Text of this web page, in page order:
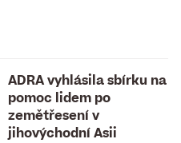
ADRA vyhlásila sbírku na
pomoc lidem po
zemětřesení v
jihovýchodní Asii